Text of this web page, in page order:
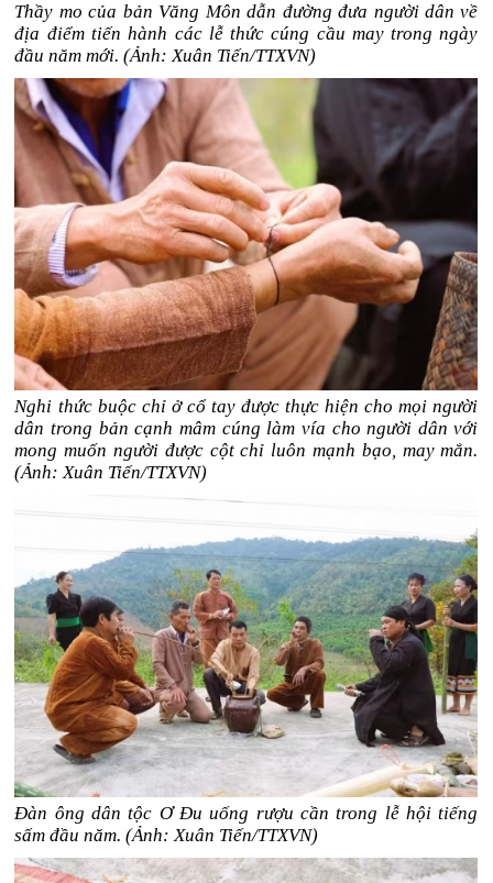
Thầy mo của bản Văng Môn dẫn đường đưa người dân về
địa điểm tiến hành các lễ thức cúng cầu may trong ngày
đầu năm mới. (Ảnh: Xuân Tiến/TTXVN)
Nghi thức buộc chỉ ở cổ tay được thực hiện cho mọi người
dân trong bản cạnh mâm cúng làm vía cho người dân với
mong muốn người được cột chỉ luôn mạnh bạo, may mắn.
(Ảnh: Xuân Tiến/TTXVN)
Đàn ông dân tộc Ơ Đu uống rượu cần trong lễ hội tiếng
sấm đầu năm. (Ảnh: Xuân Tiến/TTXVN)